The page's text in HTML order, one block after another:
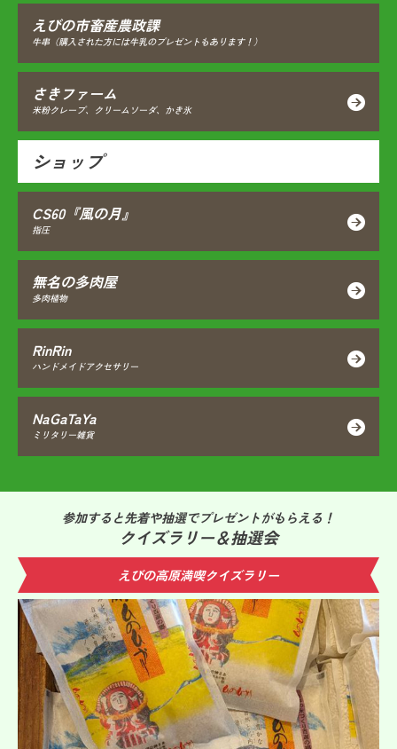
えびの市畜産農政課
牛串（購入された方には牛乳のプレゼントもあります！）
さきファーム
米粉クレープ、クリームソーダ、かき氷
ショップ
CS60『風の月』
指圧
無名の多肉屋
多肉植物
RinRin
ハンドメイドアクセサリー
NaGaTaYa
ミリタリー雑貨
参加すると先着や抽選でプレゼントがもらえる！
クイズラリー＆抽選会
えびの高原満喫クイズラリー